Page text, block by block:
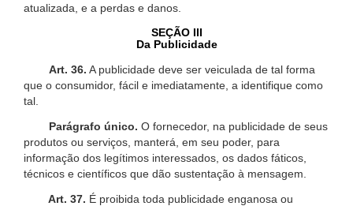
atualizada, e a perdas e danos.
SEÇÃO III
Da Publicidade
Art. 36. A publicidade deve ser veiculada de tal forma
que o consumidor, fácil e imediatamente, a identifique como
tal.
Parágrafo único. O fornecedor, na publicidade de seus
produtos ou serviços, manterá, em seu poder, para
informação dos legítimos interessados, os dados fáticos,
técnicos e científicos que dão sustentação à mensagem.
Art. 37. É proibida toda publicidade enganosa ou